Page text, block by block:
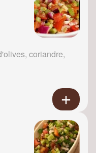
coriandre,